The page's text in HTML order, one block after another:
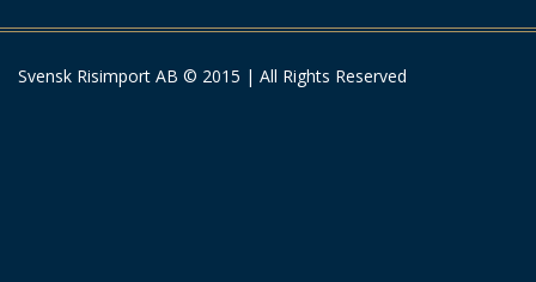
Svensk Risimport AB © 2015 | All Rights Reserved